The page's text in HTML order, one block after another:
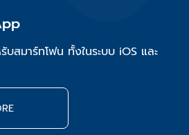
บสมาร์ทโฟน ทั้งในระบบ iOS และ